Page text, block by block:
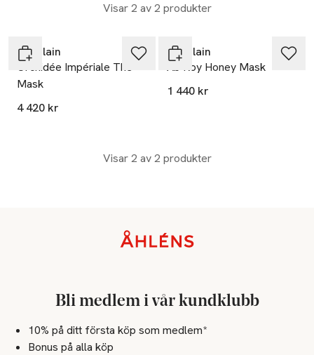
Visar 2 av 2 produkter
Guerlain
Orchidée Impériale The
Mask
4 420 kr
Guerlain
Ab Roy Honey Mask
1 440 kr
Visar 2 av 2 produkter
Bli medlem i vår kundklubb
10% på ditt första köp som medlem*
Bonus på alla köp